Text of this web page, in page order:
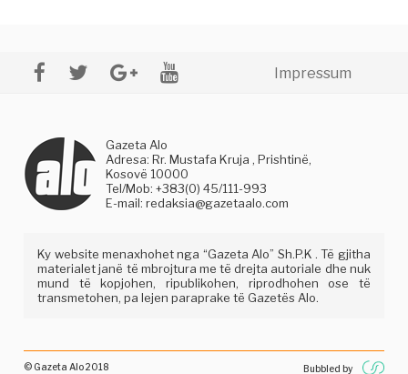
Impressum
Gazeta Alo
Adresa: Rr. Mustafa Kruja , Prishtinë,
Kosovë 10000
Tel/Mob: +383(0) 45/111-993
E-mail:redaksia@gazetaalo.com
Ky website menaxhohet nga “Gazeta Alo” Sh.P.K . Të gjitha
materialet janë të mbrojtura me të drejta autoriale dhe nuk
mund të kopjohen, ripublikohen, riprodhohen ose të
transmetohen, pa lejen paraprake të Gazetës Alo.
© Gazeta Alo 2018 Bubbled by